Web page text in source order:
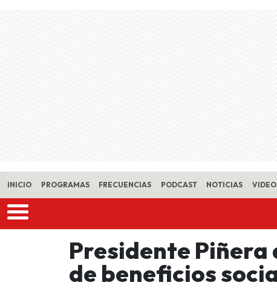
Skip to main content
INICIO PROGRAMAS FRECUENCIAS PODCAST NOTICIAS
Presidente Piñera
de beneficios